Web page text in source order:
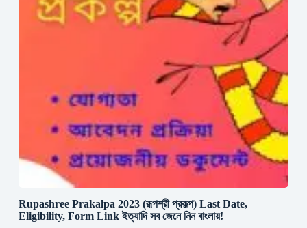
Rupashree Prakalpa 2023 (রূপশ্রী প্রকল্প) Last Date,
Eligibility, Form Link ইত্যাদি সব জেনে নিন বাংলায়!